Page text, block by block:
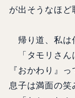
が出そうなほど
帰り道、私は
「タモリさん
『おかわり』
息子は満面の笑